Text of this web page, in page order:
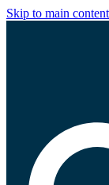
Skip to main content